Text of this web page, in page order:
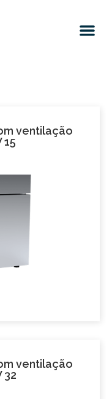
ventilação
15
ventilação
32